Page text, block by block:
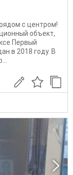
с центром!
объект,
Первый
в 2018 году. В